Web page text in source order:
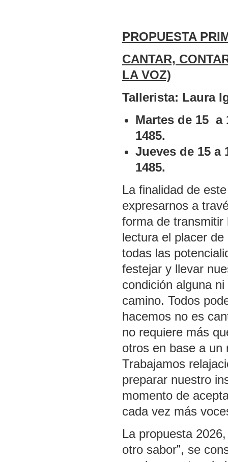
PROPUESTA
CANTAR,
LA VOZ)
Tallerista: Laura
Martes de 15 a
1485.
Jueves de 15 a
1485.
La finalidad de
expresarnos a
forma de transmitir
lectura el placer
todas las
festejar y llevar
condición alguna
camino. Todos
hacemos no es
no requiere más
otros en base a un
Trabajamos
preparar nuestro
momento de
cada vez más
La propuesta
otro sabor”, se